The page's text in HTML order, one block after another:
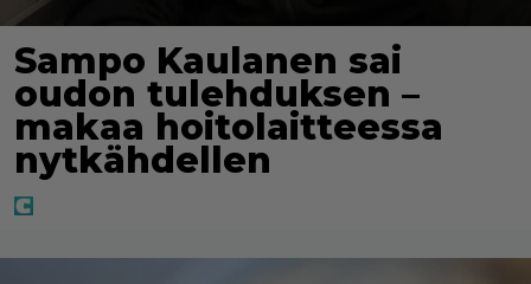
Sampo Kaulanen sai
oudon tulehduksen –
makaa hoitolaitteessa
nytkähdellen